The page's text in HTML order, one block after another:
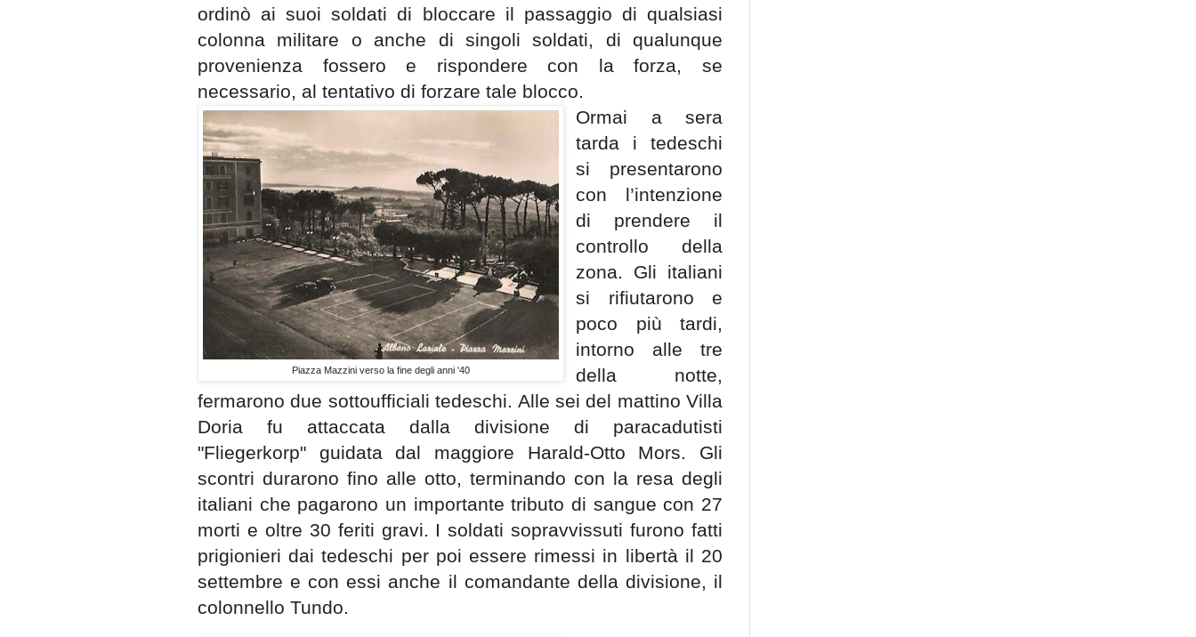
ordinò ai suoi soldati di bloccare il passaggio di qualsiasi
colonna militare o anche di singoli soldati, di qualunque
provenienza fossero e rispondere con la forza, se
necessario, al tentativo di forzare tale blocco.
Piazza Mazzini verso la fine degli anni '40
Ormai a sera
tarda i tedeschi
si presentarono
con l’intenzione
di prendere il
controllo della
zona. Gli italiani
si rifiutarono e
poco più tardi,
intorno alle tre
della notte,
fermarono due sottoufficiali tedeschi. Alle sei del mattino Villa
Doria fu attaccata dalla divisione di paracadutisti
"Fliegerkorp" guidata dal maggiore Harald-Otto Mors. Gli
scontri durarono fino alle otto, terminando con la resa degli
italiani che pagarono un importante tributo di sangue con 27
morti e oltre 30 feriti gravi. I soldati sopravvissuti furono fatti
prigionieri dai tedeschi per poi essere rimessi in libertà il 20
settembre e con essi anche il comandante della divisione, il
colonnello Tundo.